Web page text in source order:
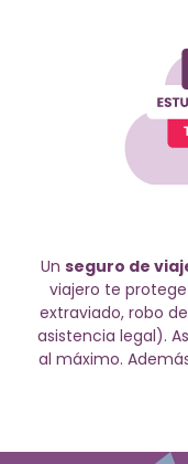
Un seguro de
viajero te
extraviado, robo
asistencia legal).
al máximo.